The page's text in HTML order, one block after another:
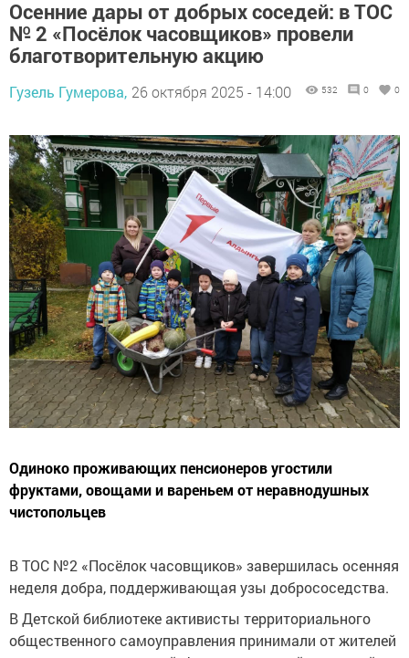
Осенние дары от добрых соседей: в ТОС
№ 2 «Посёлок часовщиков» провели
благотворительную акцию
Гузель Гумерова, 26 октября 2025 - 14:00 532 0 0
Одиноко проживающих пенсионеров угостили
фруктами, овощами и вареньем от неравнодушных
чистопольцев
В ТОС №2 «Посёлок часовщиков» завершилась осенняя
неделя добра, поддерживающая узы добрососедства.
В Детской библиотеке активисты территориального
общественного самоуправления принимали от жителей